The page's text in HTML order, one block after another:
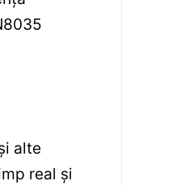
alte
real și